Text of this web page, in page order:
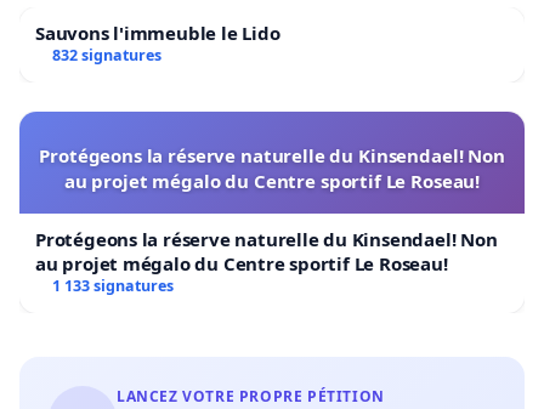
Sauvons l'immeuble le Lido
832 signatures
Protégeons la réserve naturelle du Kinsendael! Non
au projet mégalo du Centre sportif Le Roseau!
Protégeons la réserve naturelle du Kinsendael! Non
au projet mégalo du Centre sportif Le Roseau!
1 133 signatures
LANCEZ VOTRE PROPRE PÉTITION